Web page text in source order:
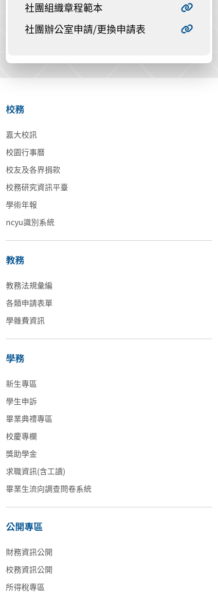
社團組織章程範本
社團辦公室申請/更換申請表
校務
嘉大校訊
校園行事曆
校友及各界捐款
校務研究資訊平臺
學術年報
ncyu識別系統
教務
教務法規彙編
各類申請表單
學雜費資訊
學務
新生專區
學生申訴
畢業典禮專區
校慶專欄
獎助學金
求職資訊(含工讀)
畢業生流向調查問卷系統
公開專區
財務資訊公開
校務資訊公開
所得稅專區